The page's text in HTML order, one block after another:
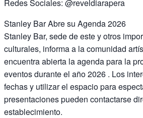
Redes Sociales: @reveldiarapera
Stanley Bar Abre su Agenda 2026
Stanley Bar, sede de este y otros
culturales, informa a la comunidad
encuentra abierta la agenda para la
eventos durante el año 2026 . Los
fechas y utilizar el espacio para
presentaciones pueden contactarse
establecimiento.